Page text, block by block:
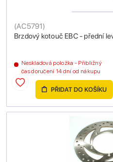
Brzdový kotouč EBC - přední
(AC5791)
Neskladová položka - Přibližný
čas doručení 14 dní od nákupu
PŘIDAT DO KOŠÍKU